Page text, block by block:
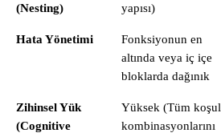
(Nesting)
yapısı)
Hata Yönetimi
Fonksiyonun en
altında veya iç içe
bloklarda dağınık
Zihinsel Yük
(Cognitive
Yüksek (Tüm koşul
kombinasyonlarını